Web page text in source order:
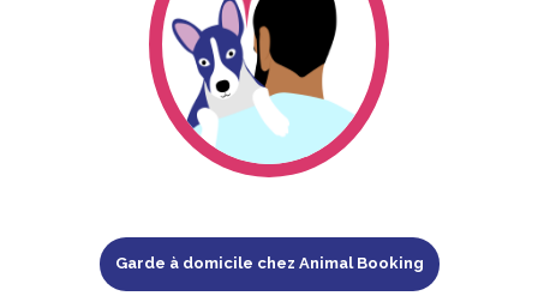
Garde à domicile chez Animal Booking